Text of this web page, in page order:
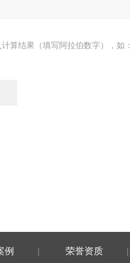
算结果（填写阿拉伯数字），如
例 | 荣誉资质 |